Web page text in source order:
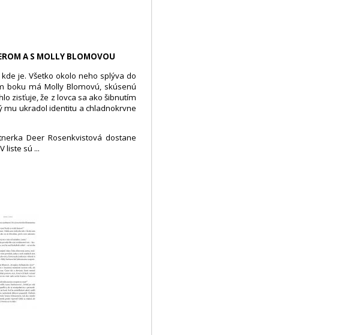
A S MOLLY BLOMOVOU
je. Všetko okolo neho splýva do
boku má Molly Blomovú, skúsenú
zisťuje, že z lovca sa ako šibnutím
ukradol identitu a chladnokrvne
Deer Rosenkvistová dostane
liste sú ...